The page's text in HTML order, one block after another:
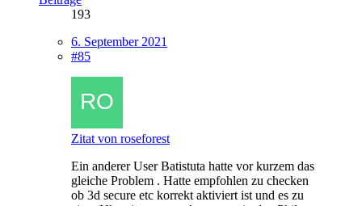
193
6. September 2021
#85
Zitat von roseforest
Ein anderer User Batistuta hatte vor kurzem das
gleiche Problem . Hatte empfohlen zu checken
ob 3d secure etc korrekt aktiviert ist und es zu